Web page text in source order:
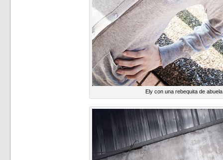
Ely con una rebequita de abuela